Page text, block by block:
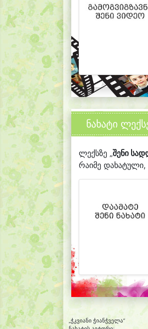
ნახატი
ლექსზე „შენი
რაიმე დახატული,
„ჭკვიანი ჭიანჭველა“